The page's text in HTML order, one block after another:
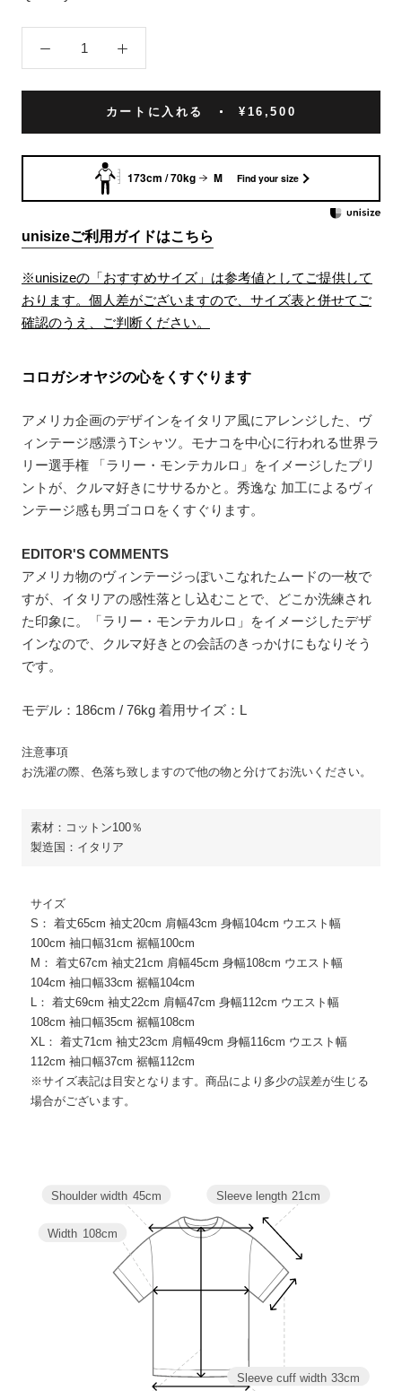
カートに入れる ¥16,500
173cm / 70kg M Find your size
unisizeご利用ガイドはこちら
※unisizeの「おすすめサイズ」は参考値としてご提供して
おります。個人差がございますので、サイズ表と併せてご
確認のうえ、ご判断ください。
コロガシオヤジの心をくすぐります
アメリカ企画のデザインをイタリア風にアレンジした、ヴ
ィンテージ感漂うTシャツ。モナコを中心に行われる世界ラ
リー選手権 「ラリー・モンテカルロ」をイメージしたプリ
ントが、クルマ好きにササるかと。秀逸な 加工によるヴィ
ンテージ感も男ゴコロをくすぐります。
EDITOR'S COMMENTS
アメリカ物のヴィンテージっぽいこなれたムードの一枚で
すが、イタリアの感性落とし込むことで、どこか洗練され
た印象に。「ラリー・モンテカルロ」をイメージしたデザ
インなので、クルマ好きとの会話のきっかけにもなりそう
です。
モデル：186cm / 76kg 着用サイズ：L
注意事項
お洗濯の際、色落ち致しますので他の物と分けてお洗いください。
素材：コットン100％
製造国：イタリア
サイズ
S： 着丈65cm 袖丈20cm 肩幅43cm 身幅104cm ウエスト幅
100cm 袖口幅31cm 裾幅100cm
M： 着丈67cm 袖丈21cm 肩幅45cm 身幅108cm ウエスト幅
104cm 袖口幅33cm 裾幅104cm
L： 着丈69cm 袖丈22cm 肩幅47cm 身幅112cm ウエスト幅
108cm 袖口幅35cm 裾幅108cm
XL： 着丈71cm 袖丈23cm 肩幅49cm 身幅116cm ウエスト幅
112cm 袖口幅37cm 裾幅112cm
※サイズ表記は目安となります。商品により多少の誤差が生じる
場合がございます。
Sleeve cuff width 33cm
Sleeve length 21cm
Width 108cm
Shoulder width 45cm